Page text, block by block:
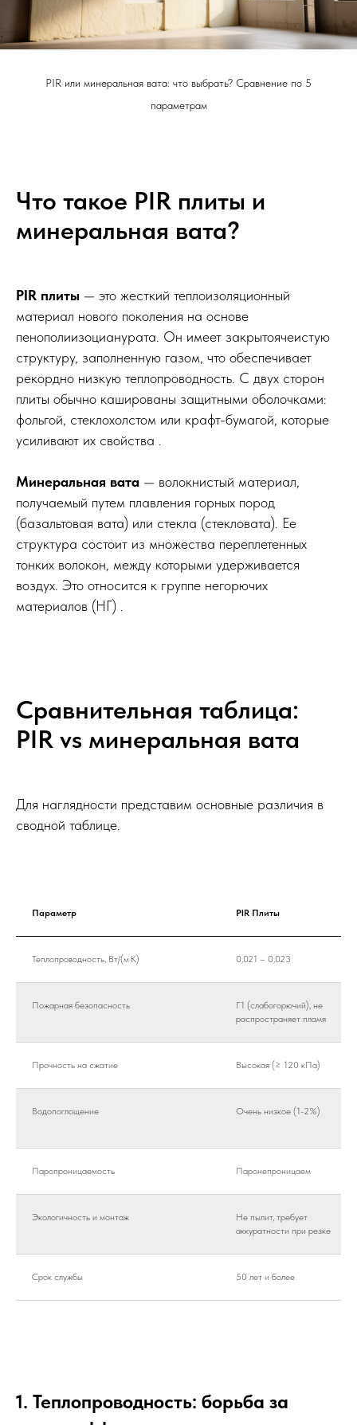
PIR или минеральная вата: что выбрать? Сравнение по 5
параметрам
Что такое PIR плиты и
минеральная вата?
PIR плиты — это жесткий теплоизоляционный
материал нового поколения на основе
пенополиизоцианурата. Он имеет закрытоячеистую
структуру, заполненную газом, что обеспечивает
рекордно низкую теплопроводность. С двух сторон
плиты обычно кашированы защитными оболочками:
фольгой, стеклохолстом или крафт-бумагой, которые
усиливают их свойства .
Минеральная вата — волокнистый материал,
получаемый путем плавления горных пород
(базальтовая вата) или стекла (стекловата). Ее
структура состоит из множества переплетенных
тонких волокон, между которыми удерживается
воздух. Это относится к группе негорючих
материалов (НГ) .
Сравнительная таблица:
PIR vs минеральная вата
Для наглядности представим основные различия в
сводной таблице.
Параметр PIR Плиты
Теплопроводность, Вт/(м·К) 0,021 – 0,023
Пожарная безопасность
Г1 (слабогорючий), не
распространяет пламя
Прочность на сжатие Высокая (≥ 120 кПа)
Водопоглощение Очень низкое (1-2%)
Паропроницаемость Паронепроницаем
Экологичность и монтаж
Не пылит, требует
аккуратности при резке
Срок службы 50 лет и более
1. Теплопроводность: борьба за